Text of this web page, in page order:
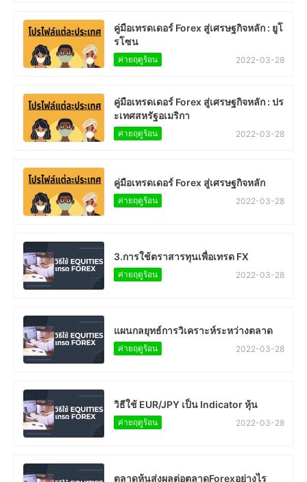
คู่มือเทรดเดอร์ Forex สู่เศรษฐกิจหลัก : ยูโ
รโซน
ค่ายฤดูร้อน 2022-03-28
คู่มือเทรดเดอร์ Forex สู่เศรษฐกิจหลัก : ปร
ะเทศสหรัฐอเมริกา
ค่ายฤดูร้อน 2022-03-28
คู่มือเทรดเดอร์ Forex สู่เศรษฐกิจหลัก
ค่ายฤดูร้อน 2022-03-28
3.การใช้ตราสารทุนเพื่อเทรด FX
ค่ายฤดูร้อน 2022-03-28
แผนกลยุทธ์การวิเคราะห์ระหว่างตลาด
ค่ายฤดูร้อน 2022-03-28
วิธีใช้ EUR/JPY เป็น Indicator หุ้น
ค่ายฤดูร้อน 2022-03-28
ตลาดหุ้นส่งผลต่อตลาดForexอย่างไร